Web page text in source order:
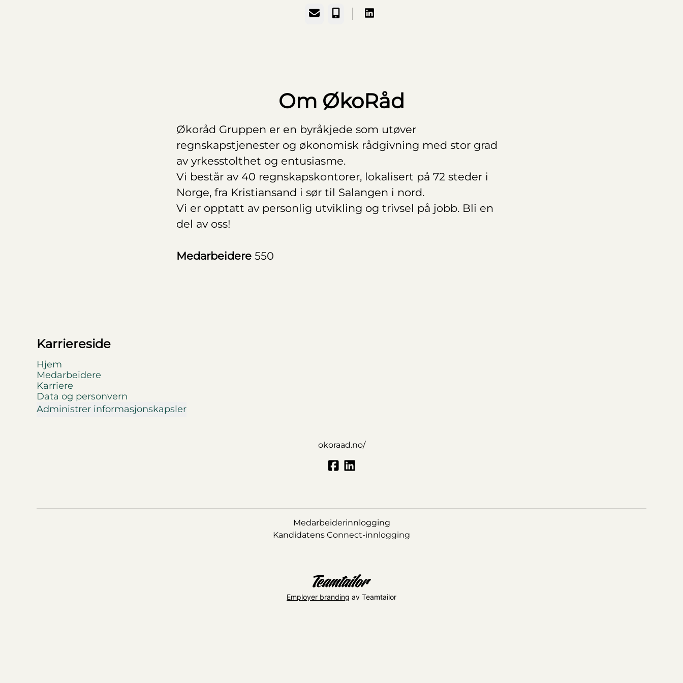
E-postTelefonnummer
Om ØkoRåd
Økoråd Gruppen er en byråkjede som utøver
regnskapstjenester og økonomisk rådgivning med stor grad
av yrkesstolthet og entusiasme.
Vi består av 40 regnskapskontorer, lokalisert på 72 steder i
Norge, fra Kristiansand i sør til Salangen i nord.
Vi er opptatt av personlig utvikling og trivsel på jobb. Bli en
del av oss!
Medarbeidere 550
Karriereside
Hjem
Medarbeidere
Karriere
Data og personvern
Administrer informasjonskapsler
okoraad.no/
Medarbeiderinnlogging
Kandidatens Connect-innlogging
Employer branding av Teamtailor